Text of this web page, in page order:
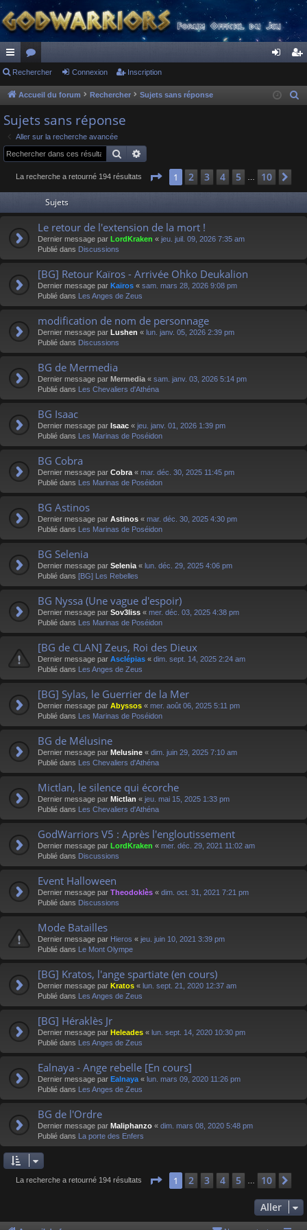
ac
co
ur
ci
s
or
u
s
ne cri
Rechercher Connexion Inscription
Accueil du forum Rechercher Sujets sans réponse
e
Sujets sans réponse
Aller sur la recherche avancée
Rechercher
La recherche a retourné 194 résultats Page 1sur 10
1 2 3 4 5 10
Sujets
Le retour de l'extension de la mort !
Dernier message par LordKraken « jeu. juil. 09, 2026 7:35 am
Publié dans Discussions
[BG] Retour Kaïros - Arrivée Ohko Deukalion
Dernier message par Kaïros « sam. mars 28, 2026 9:08 pm
Publié dans Les Anges de Zeus
modification de nom de personnage
Dernier message par Lushen « lun. janv. 05, 2026 2:39 pm
Publié dans Discussions
BG de Mermedia
Dernier message par Mermedia « sam. janv. 03, 2026 5:14 pm
Publié dans Les Chevaliers d'Athéna
BG Isaac
Dernier message par Isaac « jeu. janv. 01, 2026 1:39 pm
Publié dans Les Marinas de Poséidon
BG Cobra
Dernier message par Cobra « mar. déc. 30, 2025 11:45 pm
Publié dans Les Marinas de Poséidon
BG Astinos
Dernier message par Astinos « mar. déc. 30, 2025 4:30 pm
Publié dans Les Marinas de Poséidon
BG Selenia
Dernier message par Selenia « lun. déc. 29, 2025 4:06 pm
Publié dans [BG] Les Rebelles
BG Nyssa (Une vague d'espoir)
Dernier message par Sov3liss « mer. déc. 03, 2025 4:38 pm
Publié dans Les Marinas de Poséidon
[BG de CLAN] Zeus, Roi des Dieux
Dernier message par Asclépias « dim. sept. 14, 2025 2:24 am
Publié dans Les Anges de Zeus
[BG] Sylas, le Guerrier de la Mer
Dernier message par Abyssos « mer. août 06, 2025 5:11 pm
Publié dans Les Marinas de Poséidon
BG de Mélusine
Dernier message par Melusine « dim. juin 29, 2025 7:10 am
Publié dans Les Chevaliers d'Athéna
Mictlan, le silence qui écorche
Dernier message par Mictlan « jeu. mai 15, 2025 1:33 pm
Publié dans Les Chevaliers d'Athéna
GodWarriors V5 : Après l'engloutissement
Dernier message par LordKraken « mer. déc. 29, 2021 11:02 am
Publié dans Discussions
Event Halloween
Dernier message par Theodoklès « dim. oct. 31, 2021 7:21 pm
Publié dans Discussions
Mode Batailles
Dernier message par Hieros « jeu. juin 10, 2021 3:39 pm
Publié dans Le Mont Olympe
[BG] Kratos, l'ange spartiate (en cours)
Dernier message par Kratos « lun. sept. 21, 2020 12:37 am
Publié dans Les Anges de Zeus
[BG] Héraklès Jr
Dernier message par Heleades « lun. sept. 14, 2020 10:30 pm
Publié dans Les Anges de Zeus
Ealnaya - Ange rebelle [En cours]
Dernier message par Ealnaya « lun. mars 09, 2020 11:26 pm
Publié dans Les Anges de Zeus
BG de l'Ordre
Dernier message par Maliphanzo « dim. mars 08, 2020 5:48 pm
Publié dans La porte des Enfers
La recherche a retourné 194 résultats Page 1sur 10
1 2 3 4 5 10
Aller